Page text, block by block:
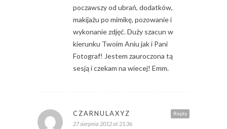
poczawszy od ubrań, dodatków,
makijażu po mimikę, pozowanie i
wykonanie zdjęć. Duży szacun w
kierunku Twoim Aniu jak i Pani
Fotograf! Jestem zauroczona tą
sesją i czekam na wiecej! Emm.
Reply
CZARNULAXYZ
27 sierpnia 2012 at 21:36